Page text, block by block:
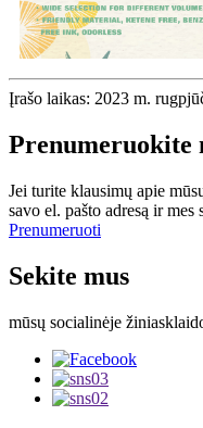
Įrašo laikas: 2023 m.
Prenumeruokite
Jei turite klausimų apie
savo el. pašto adresą ir
Prenumeruoti
Sekite mus
mūsų socialinėje